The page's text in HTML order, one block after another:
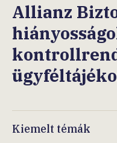
Allianz
Kiemelt témák